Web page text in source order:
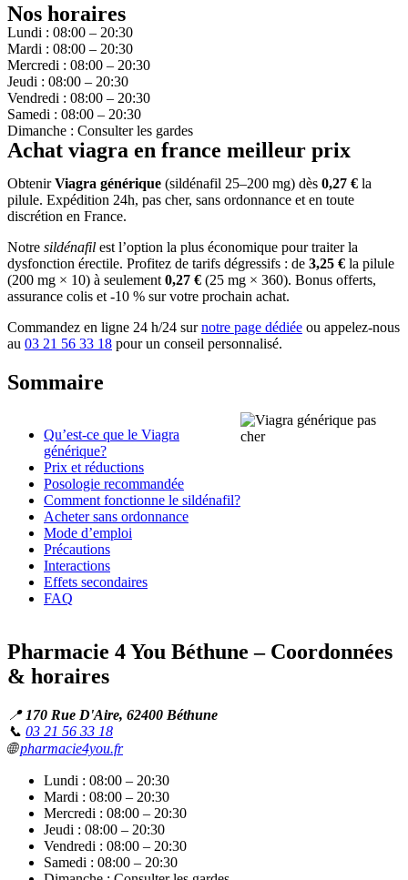
Nos horaires
Lundi : 08:00 – 20:30
Mardi : 08:00 – 20:30
Mercredi : 08:00 – 20:30
Jeudi : 08:00 – 20:30
Vendredi : 08:00 – 20:30
Samedi : 08:00 – 20:30
Dimanche : Consulter les gardes
Achat viagra en france meilleur prix
ObtenirViagra générique (sildénafil 25–200 mg) dès 0,27 € la
pilule. Expédition 24h, pas cher, sans ordonnance et en toute
discrétion en France.
Notre sildénafil est l’option la plus économique pour traiter la
dysfonction érectile. Profitez de tarifs dégressifs : de 3,25 € la pilule
(200 mg × 10) à seulement 0,27 € (25 mg × 360). Bonus offerts,
assurance colis et -10 % sur votre prochain achat.
Commandez en ligne 24 h/24 surnotre page dédiée ou appelez-nous
au 03 21 56 33 18 pour un conseil personnalisé.
Sommaire
Qu’est-ce que le Viagra
générique?
Prix et réductions
Posologie recommandée
Comment fonctionne le sildénafil?
Acheter sans ordonnance
Mode d’emploi
Précautions
Interactions
Effets secondaires
FAQ
Pharmacie 4 You Béthune – Coordonnées
& horaires
📍 170 Rue D'Aire, 62400 Béthune
📞 03 21 56 33 18
🌐pharmacie4you.fr
Lundi : 08:00 – 20:30
Mardi : 08:00 – 20:30
Mercredi : 08:00 – 20:30
Jeudi : 08:00 – 20:30
Vendredi : 08:00 – 20:30
Samedi : 08:00 – 20:30